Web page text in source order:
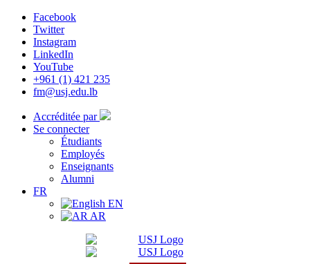
Facebook
Twitter
Instagram
LinkedIn
YouTube
+961 (1) 421 235
fm@usj.edu.lb
Accréditée par
Se connecter
Étudiants
Employés
Enseignants
Alumni
FR
EN
AR